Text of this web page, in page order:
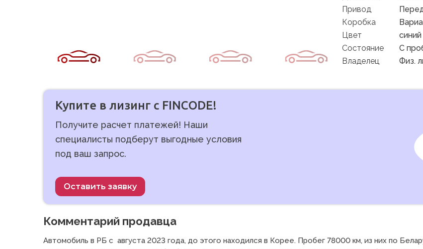
Привод
Коробка
Цвет
синий
Состояние
C
Владелец
Физ.
Купите в лизинг с FINCODE!
Получите расчет платежей! Наши
специалисты подберут выгодные условия
под ваш запрос.
Оставить заявку
Комментарий продавца
Автомобиль в РБ с  августа 2023 года, до этого находился в Корее. Пробег 78000 км, из них по